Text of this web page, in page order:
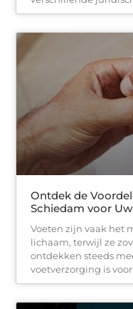
Ontdek de
Schiedam voor
Voeten zijn vaak het
lichaam, terwijl ze
ontdekken steeds
voetverzorging is